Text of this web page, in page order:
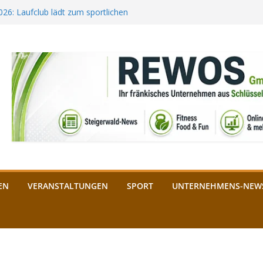
Laufclub lädt zum sportlichen
aus Bamberg unterstützt die
Das ist heuer geboten
Kreuzung ab 3.
VERANSTALTUNGEN SPORT UNTERNEHMENS-